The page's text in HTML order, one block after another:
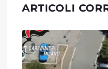
ARTICOLI